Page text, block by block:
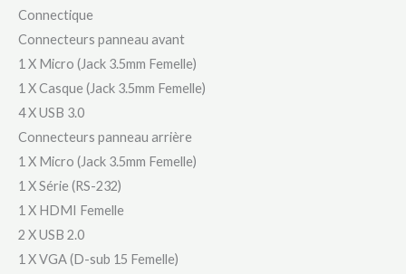
Connectique
Connecteurs panneau avant
1 X Micro (Jack 3.5mm Femelle)
1 X Casque (Jack 3.5mm Femelle)
4 X USB 3.0
Connecteurs panneau arrière
1 X Micro (Jack 3.5mm Femelle)
1 X Série (RS-232)
1 X HDMI Femelle
2 X USB 2.0
1 X VGA (D-sub 15 Femelle)